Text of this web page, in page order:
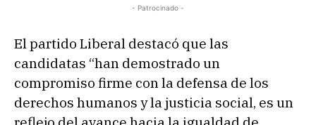
- Patrocinado -
El partido Liberal destacó que las
candidatas “han demostrado un
compromiso firme con la defensa de los
derechos humanos y la justicia social, es un